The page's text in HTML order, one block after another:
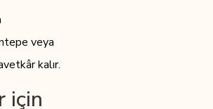
veya
kalır.
için